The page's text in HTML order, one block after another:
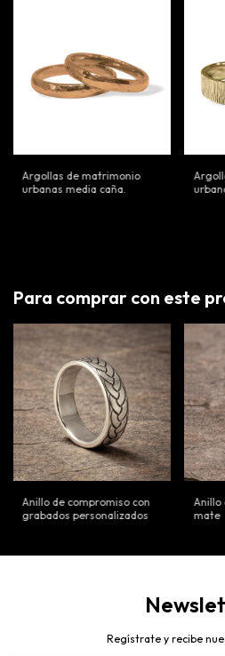
Argollas de matrimonio
urbanas media caña.
Para comprar con este
Anillo de compromiso con
grabados personalizados
Anillo
mate
Regístrate y recibe